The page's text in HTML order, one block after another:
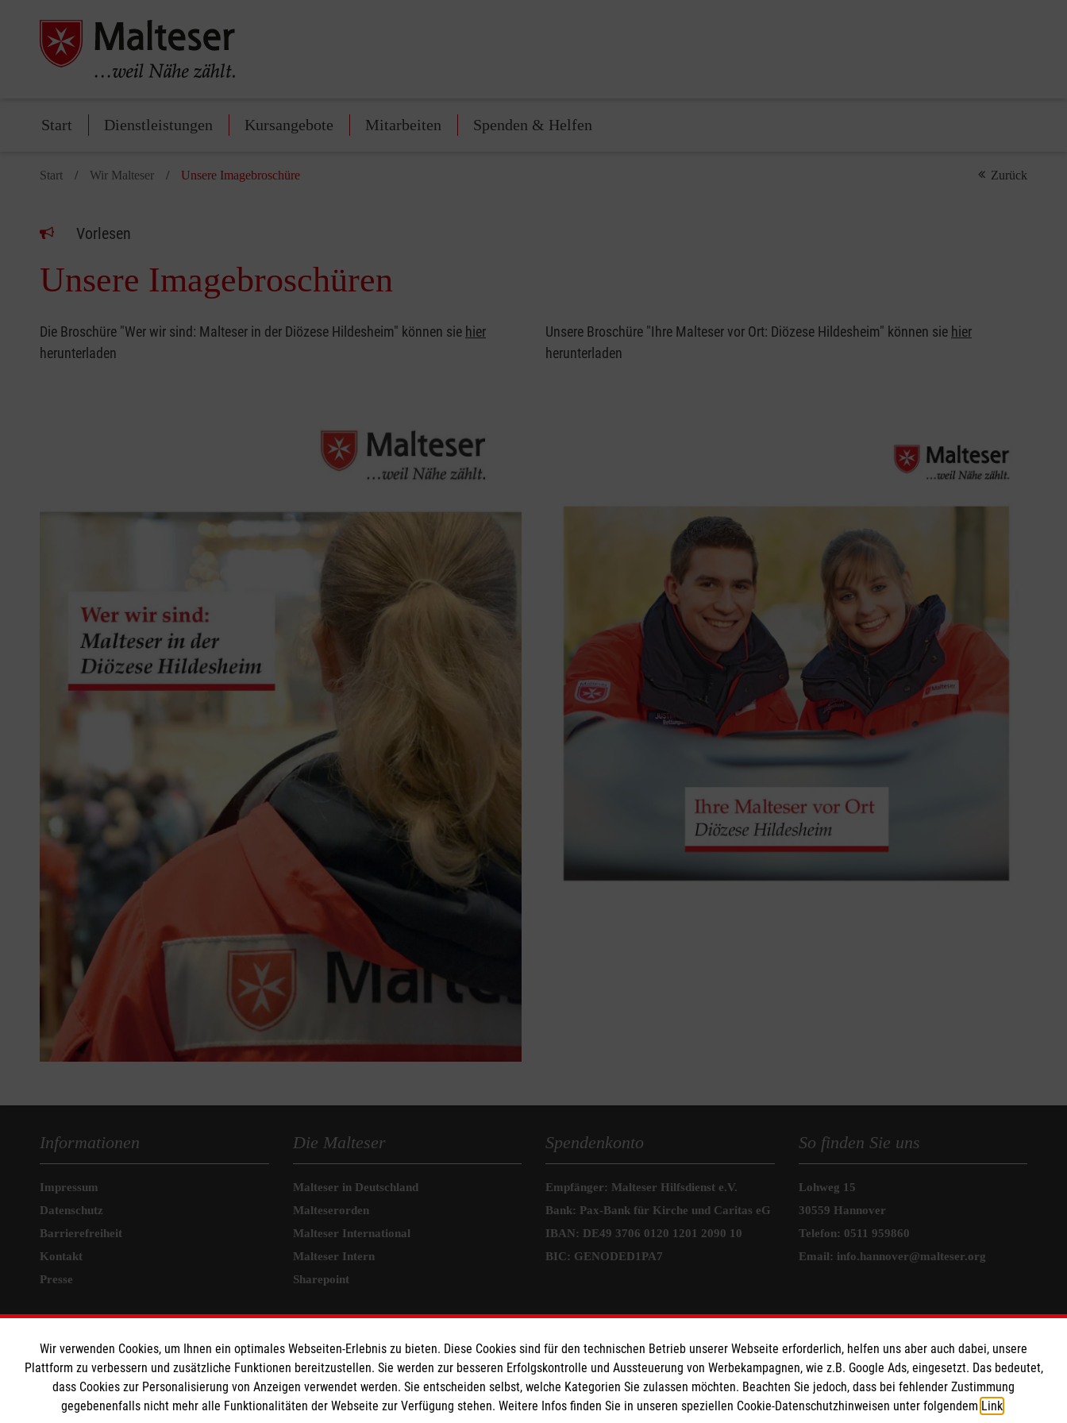
Start Dienstleistungen Kursangebote Mitarbeiten Spenden & Helfen
Start Wir Malteser Unsere Imagebroschüre Zurück
Vorlesen
Unsere Imagebroschüren
Die Broschüre "Wer wir sind: Malteser in der Diözese Hildesheim" können sie hier
herunterladen
Unsere Broschüre "Ihre Malteser vor Ort: Diözese Hildesheim" können sie hier
herunterladen
Informationen
Impressum
Datenschutz
Barrierefreiheit
Kontakt
Presse
MPG Ansprechpartner
Den Beauftragten für
Medizinproduktesicherheit im Malteser
Rettungsdienst und den Einsatzdiensten der
Die Malteser
Malteser in Deutschland
Malteserorden
Malteser International
Malteser Intern
Sharepoint
Spendenkonto
Empfänger: Malteser Hilfsdienst e.V.
Bank: Pax-Bank für Kirche und Caritas eG
IBAN: DE49 3706 0120 1201 2090 10
BIC: GENODED1PA7
So finden Sie uns
Lohweg 15
30559 Hannover
Telefon: 0511 959860
Email: info.hannover@malteser.org
Wir verwenden Cookies, um Ihnen ein optimales Webseiten-Erlebnis zu bieten. Diese Cookies sind für den technischen Betrieb unserer Webseite erforderlich, helfen uns aber auch dabei, unsere
Plattform zu verbessern und zusätzliche Funktionen bereitzustellen. Sie werden zur besseren Erfolgskontrolle und Aussteuerung von Werbekampagnen, wie z.B. Google Ads, eingesetzt. Das bedeutet,
dass Cookies zur Personalisierung von Anzeigen verwendet werden. Sie entscheiden selbst, welche Kategorien Sie zulassen möchten. Beachten Sie jedoch, dass bei fehlender Zustimmung
gegebenenfalls nicht mehr alle Funktionalitäten der Webseite zur Verfügung stehen. Weitere Infos finden Sie in unseren speziellen Cookie-Datenschutzhinweisen unter folgendem Link